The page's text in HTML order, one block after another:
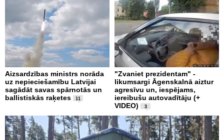
Aizsardzības ministrs norāda
uz nepieciešamību Latvijai
sagādāt savas spārnotās un
ballistiskās raķetes
11
"Zvaniet prezidentam" -
likumsargi Āgenskalnā aiztur
agresīvu un, iespējams,
iereibušu autovadītāju (+
VIDEO)
3